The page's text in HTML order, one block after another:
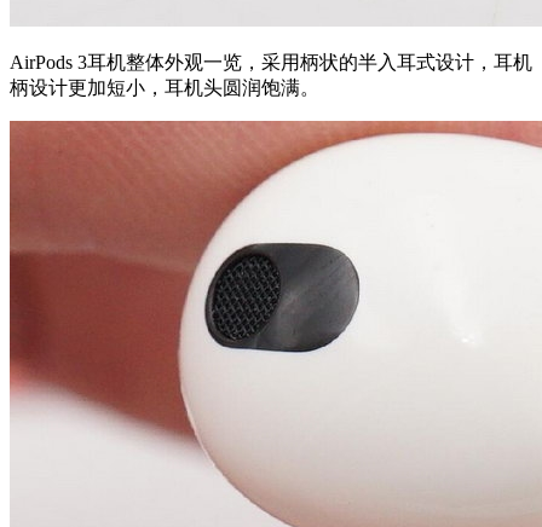
AirPods 3耳机整体外观一览，采用柄状的半入耳式设计，耳机
柄设计更加短小，耳机头圆润饱满。